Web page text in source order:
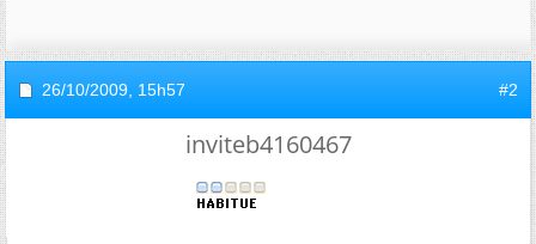
26/10/2009, 15h57 #2
inviteb4160467